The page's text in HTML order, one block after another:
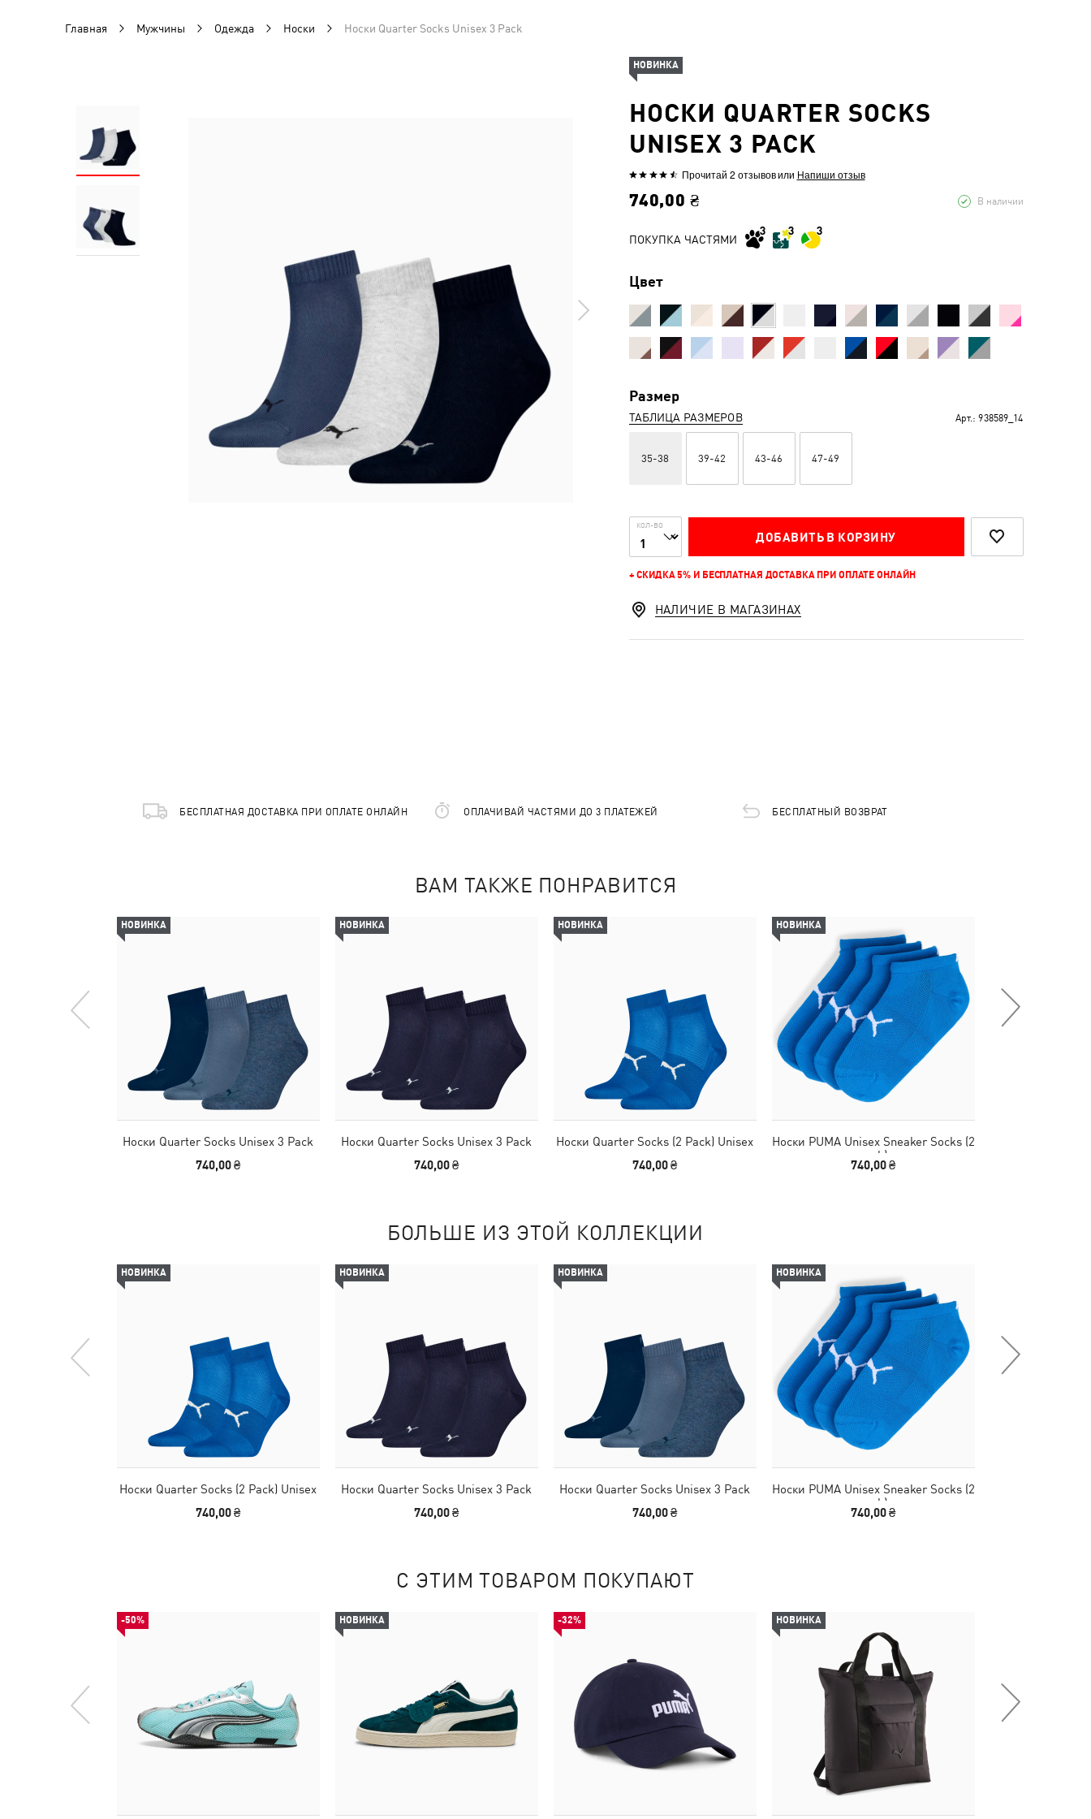
Главная Мужчины Одежда Носки Носки Quarter Socks Unisex 3 Pack
НОСКИ QUARTER SOCKS
UNISEX 3 PACK
Выбрана
оценка
4.5из
Прочитай 2 отзывовили Напиши отзыв
740,00 ₴ В наличии
ПОКУПКА ЧАСТЯМИ
Цвет
Размер
ТАБЛИЦА РАЗМЕРОВ Арт.: 938589_14
35-38 39-42 43-46 47-49
КОЛ-ВО
ДОБАВИТЬ В КОРЗИНУ
+ СКИДКА 5% И БЕСПЛАТНАЯ ДОСТАВКА ПРИ ОПЛАТЕ ОНЛАЙН
НОВИНКА
НАЛИЧИЕ В МАГАЗИНАХ
БЕСПЛАТНАЯ ДОСТАВКА ПРИ ОПЛАТЕ ОНЛАЙН ОПЛАЧИВАЙ ЧАСТЯМИ ДО 3 ПЛАТЕЖЕЙ БЕСПЛАТНЫЙ ВОЗВРАТ
ВАМ ТАКЖЕ ПОНРАВИТСЯ
НОВИНКА
Носки Quarter Socks Unisex 3 Pack
740,00 ₴
НОВИНКА
Носки Quarter Socks Unisex 3 Pack
740,00 ₴
НОВИНКА
Носки Quarter Socks (2 Pack) Unisex
740,00 ₴
НОВИНКА
Носки PUMA Unisex Sneaker Socks (2
pack)
740,00 ₴
БОЛЬШЕ ИЗ ЭТОЙ КОЛЛЕКЦИИ
НОВИНКА
Носки Quarter Socks (2 Pack) Unisex
740,00 ₴
НОВИНКА
Носки Quarter Socks Unisex 3 Pack
740,00 ₴
НОВИНКА
Носки Quarter Socks Unisex 3 Pack
740,00 ₴
НОВИНКА
Носки PUMA Unisex Sneaker Socks (2
pack)
740,00 ₴
С ЭТИМ ТОВАРОМ ПОКУПАЮТ
-50% НОВИНКА -32% НОВИНКА